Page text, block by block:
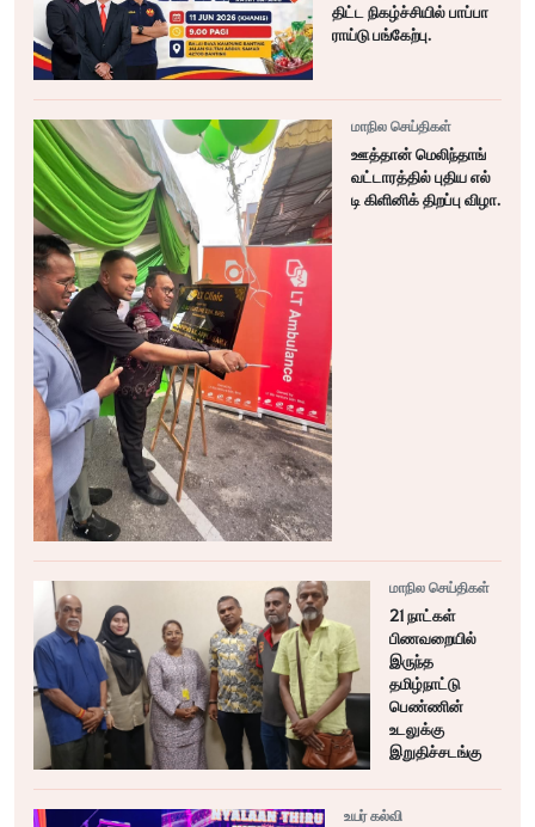
திட்ட நிகழ்ச்சியில் பாப்பா
ராய்டு பங்கேற்பு.
மாநில செய்திகள்
ஊத்தான் மெலிந்தாங்
வட்டாரத்தில் புதிய எல்
டி கிளினிக் திறப்பு விழா.
மாநில செய்திகள்
21 நாட்கள்
பிணவறையில்
இருந்த
தமிழ்நாட்டு
பெண்ணின்
உடலுக்கு
இறுதிச்சடங்கு
உயர் கல்வி